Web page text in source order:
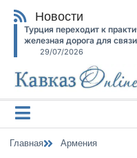
Новости
Турция переходит к
железная дорога для
29/07/2026
Главная Армения